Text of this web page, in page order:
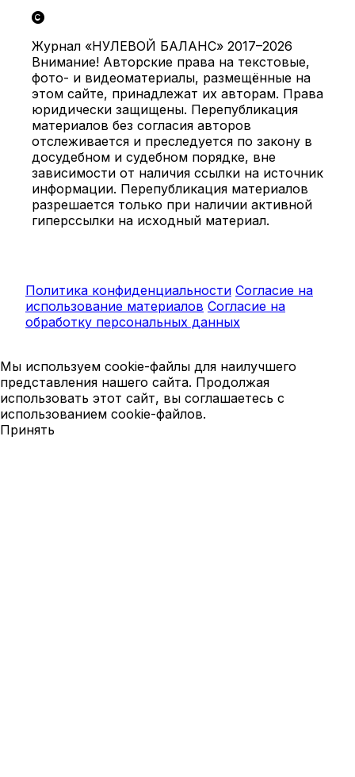
Журнал «НУЛЕВОЙ БАЛАНС» 2017–2026
Внимание! Авторские права на текстовые,
фото- и видеоматериалы, размещённые на
этом сайте, принадлежат их авторам. Права
юридически защищены. Перепубликация
материалов без согласия авторов
отслеживается и преследуется по закону в
досудебном и судебном порядке, вне
зависимости от наличия ссылки на источник
информации. Перепубликация материалов
разрешается только при наличии активной
гиперссылки на исходный материал.
Политика конфиденциальности Согласие на
использование материалов Согласие на
обработку персональных данных
Мы используем cookie-файлы для наилучшего
представления нашего сайта. Продолжая
использовать этот сайт, вы соглашаетесь с
использованием cookie-файлов.
Принять